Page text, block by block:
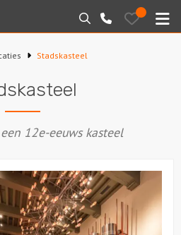
Zoeken
030-
2145099
Bewaarde
uitjes
Varen
en spel
Stadskasteel
12e-eeuws kasteel